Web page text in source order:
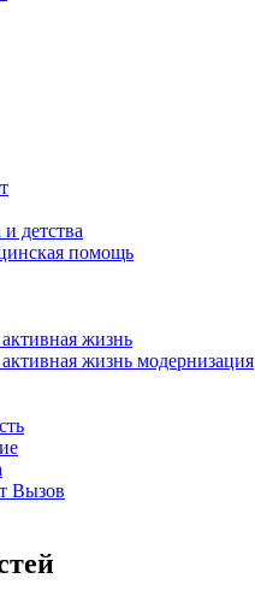
детства
помощь
жизнь
жизнь модернизация
Вызов